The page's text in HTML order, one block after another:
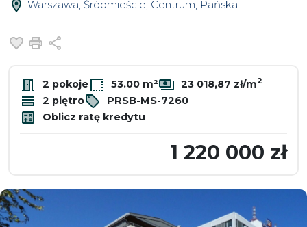
Warszawa, Śródmieście, Centrum, Pańska
Dodaj do ulubionych
Drukuj
2 pokoje 53.00 m² 23 018,87 zł/m2
2 piętro
PRSB-MS-7260
Oblicz ratę kredytu
1 220 000 zł